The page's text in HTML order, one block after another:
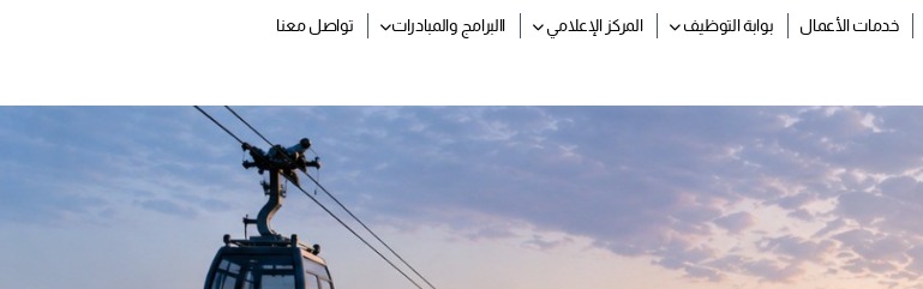
خدمات الأعمال بوابة التوظيف المركز الإعلامي االبرامج والمبادرات تواصل معنا